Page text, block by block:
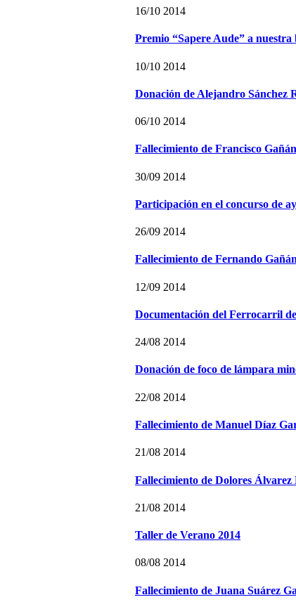
16/10 2014
Premio “Sapere Aude” a
10/10 2014
Donación de Alejandro Sánchez
06/10 2014
Fallecimiento de Francisco
30/09 2014
Participación en el concurso de
26/09 2014
Fallecimiento de Fernando
12/09 2014
Documentación del Ferrocarril
24/08 2014
Donación de foco de lámpara
22/08 2014
Fallecimiento de Manuel Díaz
21/08 2014
Fallecimiento de Dolores
21/08 2014
Taller de Verano 2014
08/08 2014
Fallecimiento de Juana Suárez